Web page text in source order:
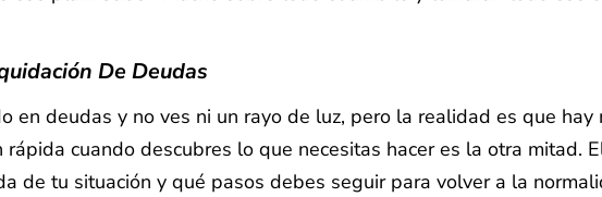
De Deudas
en deudas y no ves ni un rayo de luz, pero la realidad es que hay
cuando descubres lo que necesitas hacer es la otra mitad.
de tu situación y qué pasos debes seguir para volver a la